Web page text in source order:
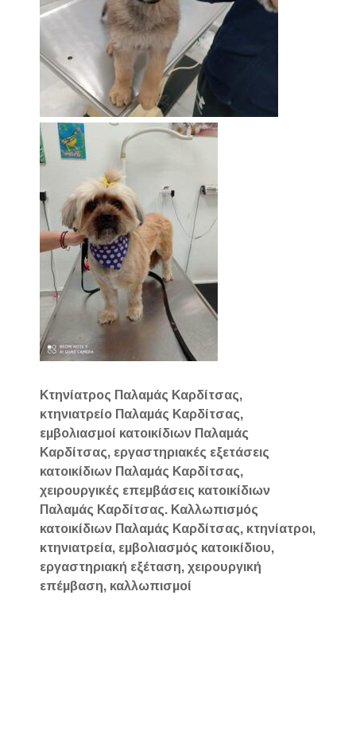
Κτηνίατρος Παλαμάς Καρδίτσας,
κτηνιατρείο Παλαμάς Καρδίτσας,
εμβολιασμοί κατοικίδιων Παλαμάς
Καρδίτσας, εργαστηριακές εξετάσεις
κατοικίδιων Παλαμάς Καρδίτσας,
χειρουργικές επεμβάσεις κατοικίδιων
Παλαμάς Καρδίτσας. Καλλωπισμός
κατοικίδιων Παλαμάς Καρδίτσας, κτηνίατροι,
κτηνιατρεία, εμβολιασμός κατοικίδιου,
εργαστηριακή εξέταση, χειρουργική
επέμβαση, καλλωπισμοί